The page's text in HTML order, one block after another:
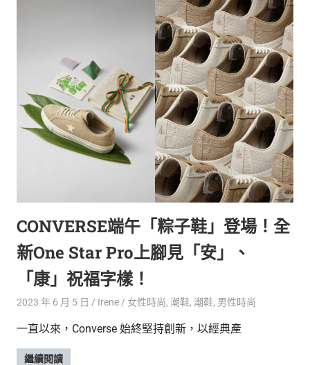
CONVERSE端午「粽子鞋」登場！全
新One Star Pro上腳見「安」、
「康」祝福字樣！
2023 年 6 月 5 日 Irene 女性時尚, 潮鞋, 潮鞋, 男性時尚
一直以來，Converse 始終堅持創新，以經典產
繼續閱讀